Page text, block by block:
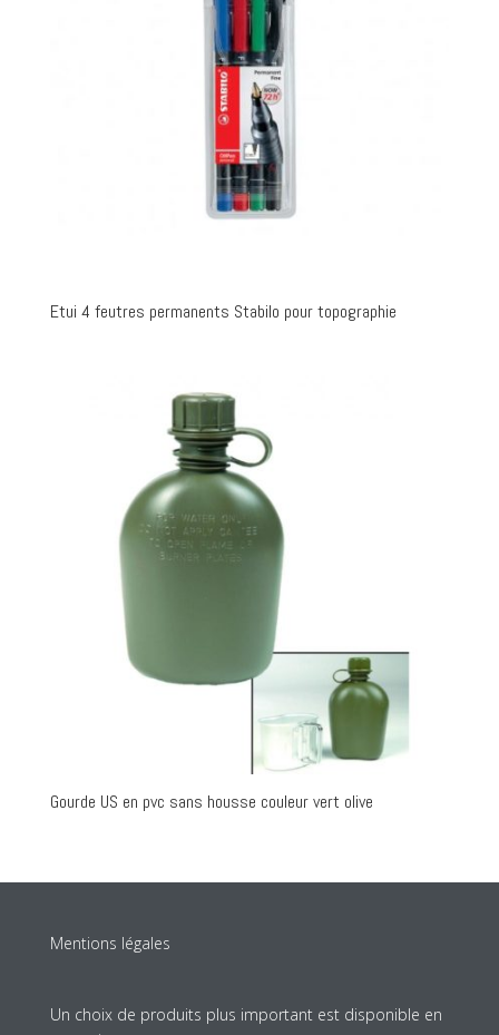
Etui 4 feutres permanents Stabilo pour topographie
Gourde US en pvc sans housse couleur vert olive
Mentions légales
Un choix de produits plus important est disponible en